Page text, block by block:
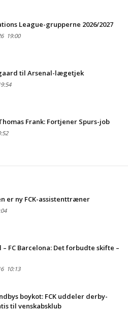
League-grupperne 2026/2027
19:00
til Arsenal-lægetjek
Frank: Fortjener Spurs-job
er ny FCK-assistenttræner
FC Barcelona: Det forbudte skifte –
10:13
boykot: FCK uddeler derby-
til venskabsklub